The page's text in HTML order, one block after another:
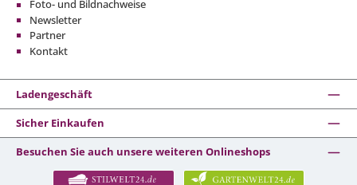
Foto- und Bildnachweise
Newsletter
Partner
Kontakt
Ladengeschäft
Sicher Einkaufen
Besuchen Sie auch unsere weiteren Onlineshops